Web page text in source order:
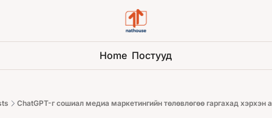
Home Постууд
ChatGPT-г сошиал медиа маркетингийн төлөвлөгөө гаргахад хэрхэн